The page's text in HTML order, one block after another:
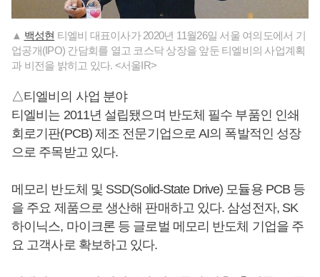
▲ 백성현 티엘비 대표이사가 2020년 11월26일 서울 여의도에서 기
업공개(IPO) 간담회를 열고 코스닥 상장을 앞둔 티엘비의 사업계획
과 비전을 밝히고 있다. <서울IR>
△티엘비의 사업 분야
티엘비는 2011년 설립됐으며 반도체 필수 부품인 인쇄
회로기판(PCB) 제조 전문기업으로 AI의 폭발적인 성장
으로 주목받고 있다.
메모리 반도체 및 SSD(Solid-State Drive) 모듈용 PCB 등
을 주요 제품으로 생산해 판매하고 있다. 삼성전자, SK
하이닉스, 마이크론 등 글로벌 메모리 반도체 기업을 주
요 고객사로 확보하고 있다.